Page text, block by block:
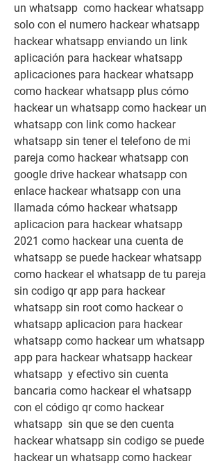
un whatsapp  como hackear whatsapp
solo con el numero hackear whatsapp
hackear whatsapp enviando un link
aplicación para hackear whatsapp
aplicaciones para hackear whatsapp
como hackear whatsapp plus cómo
hackear un whatsapp como hackear un
whatsapp con link como hackear
whatsapp sin tener el telefono de mi
pareja como hackear whatsapp con
google drive hackear whatsapp con
enlace hackear whatsapp con una
llamada cómo hackear whatsapp
aplicacion para hackear whatsapp
2021 como hackear una cuenta de
whatsapp se puede hackear whatsapp
como hackear el whatsapp de tu pareja
sin codigo qr app para hackear
whatsapp sin root como hackear o
whatsapp aplicacion para hackear
whatsapp como hackear um whatsapp
app para hackear whatsapp hackear
whatsapp  y efectivo sin cuenta
bancaria como hackear el whatsapp
con el código qr como hackear
whatsapp  sin que se den cuenta
hackear whatsapp sin codigo se puede
hackear un whatsapp como hackear